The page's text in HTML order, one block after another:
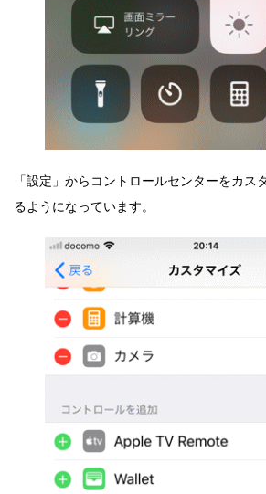
「設定」からコントロールセンターをカス
るようになっています。